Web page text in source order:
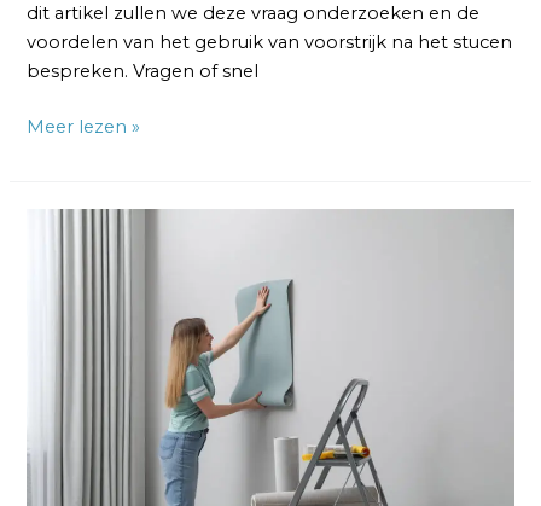
dit artikel zullen we deze vraag onderzoeken en de
voordelen van het gebruik van voorstrijk na het stucen
bespreken. Vragen of snel
Meer lezen »